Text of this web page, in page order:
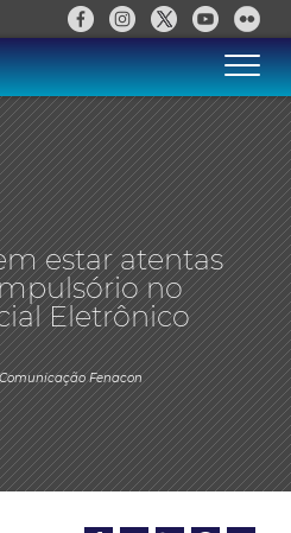
estar atentas
no
Eletrônico
Fenacon